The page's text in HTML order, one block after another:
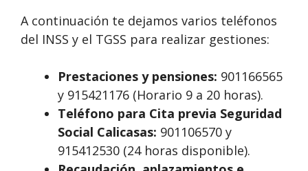
A continuación te dejamos varios teléfonos
del INSS y el TGSS para realizar gestiones:
Prestaciones y pensiones: 901166565
y 915421176 (Horario 9 a 20 horas).
Teléfono para Cita previa Seguridad
Social Calicasas: 901106570 y
915412530 (24 horas disponible).